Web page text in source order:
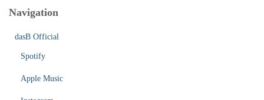
Navigation
dasB Official
Spotify
Apple Music